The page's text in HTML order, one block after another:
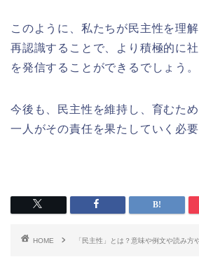
このように、私たちが民主性を理
再認識することで、より積極的に
を発信することができるでしょう。
今後も、民主性を維持し、育むた
一人がその責任を果たしていく必要
HOME 「民主性」とは？意味や例文や読み方